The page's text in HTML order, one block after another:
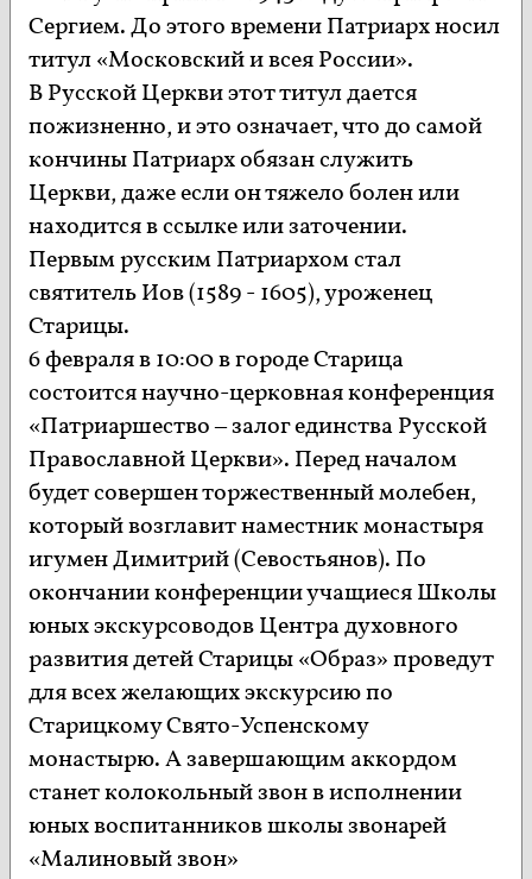
Сергием. До этого времени Патриарх носил
титул «Московский и всея России».
В Русской Церкви этот титул дается
пожизненно, и это означает, что до самой
кончины Патриарх обязан служить
Церкви, даже если он тяжело болен или
находится в ссылке или заточении.
Первым русским Патриархом стал
святитель Иов (1589 - 1605), уроженец
Старицы.
6 февраля в 10:00 в городе Старица
состоится научно-церковная конференция
«Патриаршество – залог единства Русской
Православной Церкви». Перед началом
будет совершен торжественный молебен,
который возглавит наместник монастыря
игумен Димитрий (Севостьянов). По
окончании конференции учащиеся Школы
юных экскурсоводов Центра духовного
развития детей Старицы «Образ» проведут
для всех желающих экскурсию по
Старицкому Свято-Успенскому
монастырю. А завершающим аккордом
станет колокольный звон в исполнении
юных воспитанников школы звонарей
«Малиновый звон»